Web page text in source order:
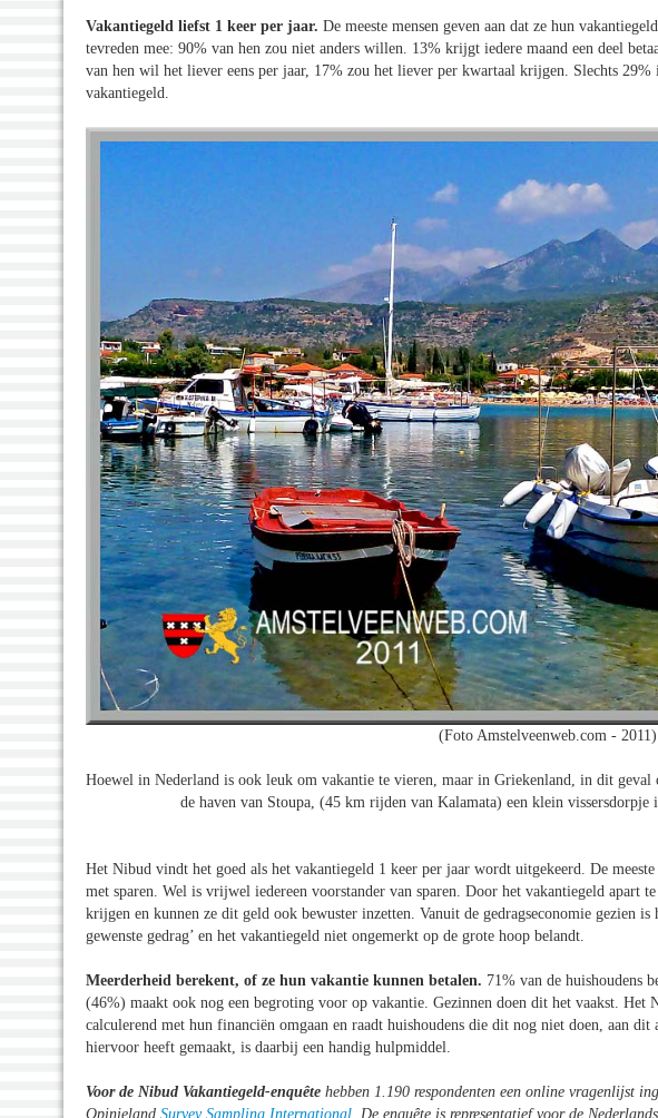
Vakantiegeld liefst 1 keer per jaar. De meeste mensen geven aan dat ze hun
tevreden mee: 90% van hen zou niet anders willen. 13% krijgt iedere maand een deel
van hen wil het liever eens per jaar, 17% zou het liever per kwartaal krijgen. Slechts 29%
vakantiegeld.
(Foto Amstelveenweb.com - 2011)
Hoewel in Nederland is ook leuk om vakantie te vieren, maar in Griekenland, in dit geval
de haven van Stoupa, (45 km rijden van Kalamata) een klein vissersdorpje
Het Nibud vindt het goed als het vakantiegeld 1 keer per jaar wordt uitgekeerd. De
met sparen. Wel is vrijwel iedereen voorstander van sparen. Door het vakantiegeld apart
krijgen en kunnen ze dit geld ook bewuster inzetten. Vanuit de gedragseconomie gezien
gewenste gedrag’ en het vakantiegeld niet ongemerkt op de grote hoop belandt.
Meerderheid berekent, of ze hun vakantie kunnen betalen. 71% van de huishoudens
(46%) maakt ook nog een begroting voor op vakantie. Gezinnen doen dit het vaakst. Het
calculerend met hun financiën omgaan en raadt huishoudens die dit nog niet doen, aan dit
hiervoor heeft gemaakt, is daarbij een handig hulpmiddel.
Voor de Nibud Vakantiegeld-enquête hebben 1.190 respondenten een online vragenlijst
Opinieland Survey Sampling International . De enquête is representatief voor de